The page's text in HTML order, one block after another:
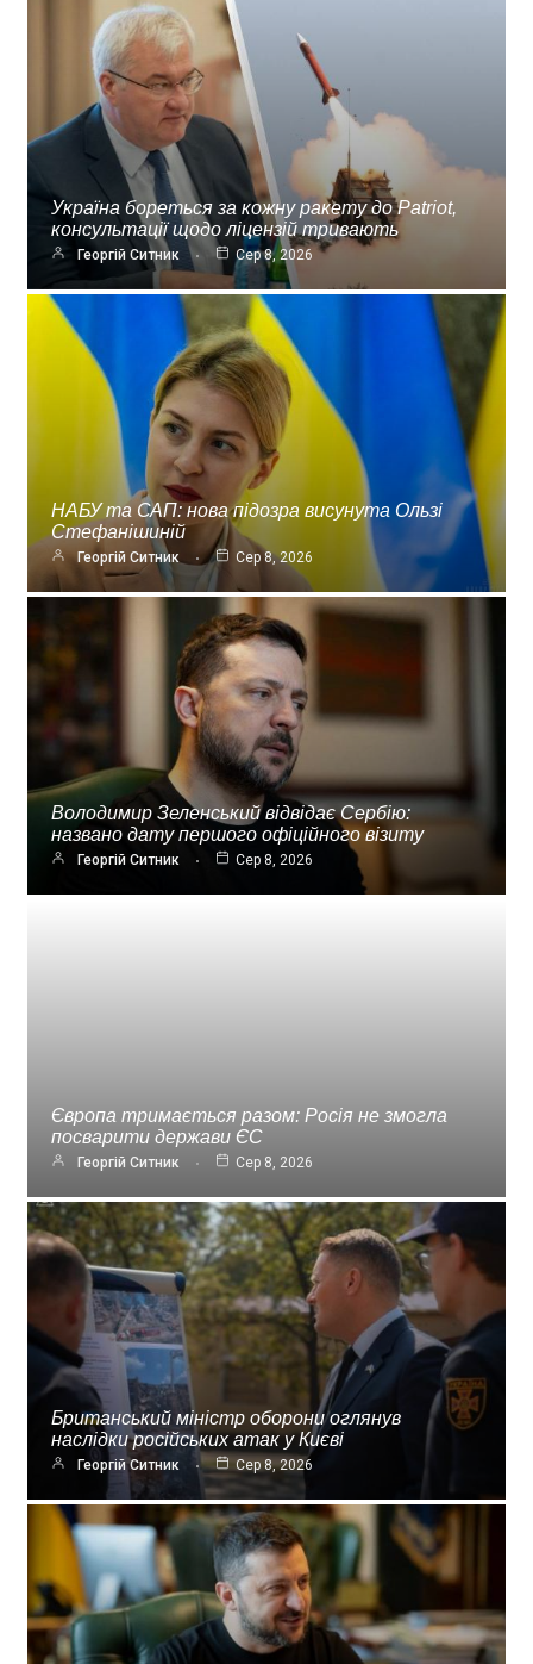
Україна бореться за кожну ракету до Patriot,
консультації щодо ліцензій тривають
Георгій Ситник Сер 8, 2026
НАБУ та САП: нова підозра висунута Ользі
Стефанішиній
Георгій Ситник Сер 8, 2026
Володимир Зеленський відвідає Сербію:
названо дату першого офіційного візиту
Георгій Ситник Сер 8, 2026
Європа тримається разом: Росія не змогла
посварити держави ЄС
Георгій Ситник Сер 8, 2026
Британський міністр оборони оглянув
наслідки російських атак у Києві
Георгій Ситник Сер 8, 2026